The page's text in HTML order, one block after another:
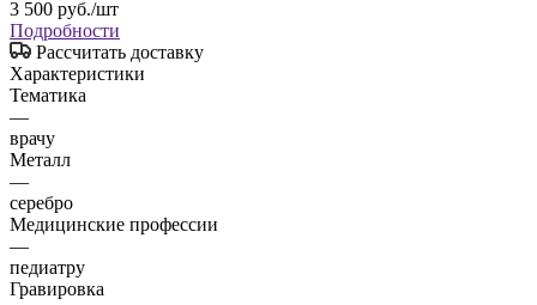
3 500 руб./шт
Подробности
Рассчитать доставку
Характеристики
Тематика
—
врачу
Металл
—
серебро
Медицинские профессии
—
педиатру
Гравировка